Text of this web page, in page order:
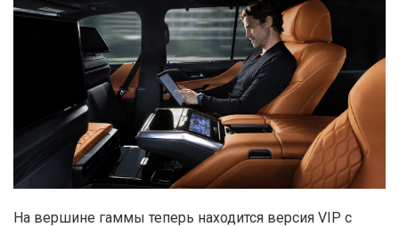
На вершине гаммы теперь находится версия VIP с